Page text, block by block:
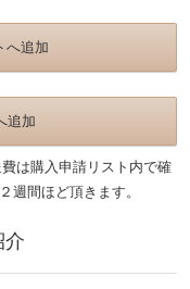
へ追加
追加
は購入申請リスト内で確
週間ほど頂きます。
介